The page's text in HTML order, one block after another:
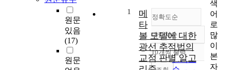
원문
있음
(17)
원문
정확도순
정확도
순
인기도
내림차순
내림차순
10개씩 출력
1
메
타
볼 모델에 대한
광선 추적법의
교점 판별 알고
색
어
로
많
이
본
자